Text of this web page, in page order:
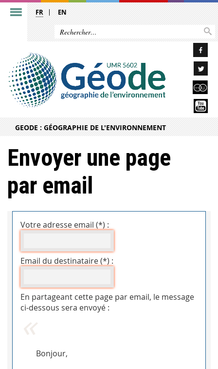
FR EN
GEODE : GÉOGRAPHIE DE L'ENVIRONNEMENT
Envoyer une page
par email
Votre adresse email (*) :
Email du destinataire (*) :
En partageant cette page par email, le message
ci-dessous sera envoyé :
Bonjour,